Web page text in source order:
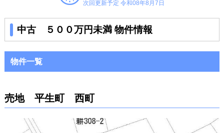
次回更新予定 令和08年8月7日
中古 ５００万円未満 物件情報
物件一覧
売地 平生町 西町